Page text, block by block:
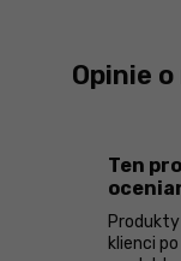
Opinie
Ten
klienci